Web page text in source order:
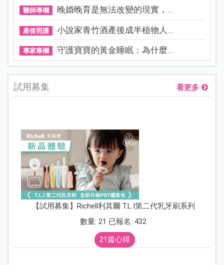
醫師專欄 晚婚晚育是無法改變的現實，...
產後照護 小說家青竹酒產後成半植物人...
專家專欄 守護寶寶的黃金睡眠：為什麼...
試用募集 看更多
【試用募集】Richell利其爾 T.L.I第二代乳牙刷系列
數量: 21 已報名: 432
21篇心得